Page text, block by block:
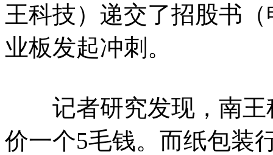
王科技）递交了招股书
业板发起冲刺。
记者研究发现，南王
价一个5毛钱。而纸包装